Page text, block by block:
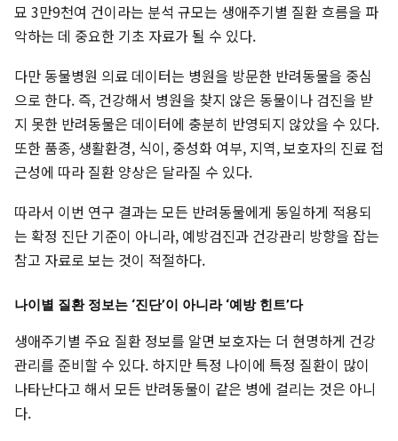
묘 3만9천여 건이라는 분석 규모는 생애주기별 질환 흐름을 파
악하는 데 중요한 기초 자료가 될 수 있다.
다만 동물병원 의료 데이터는 병원을 방문한 반려동물을 중심
으로 한다. 즉, 건강해서 병원을 찾지 않은 동물이나 검진을 받
지 못한 반려동물은 데이터에 충분히 반영되지 않았을 수 있다.
또한 품종, 생활환경, 식이, 중성화 여부, 지역, 보호자의 진료 접
근성에 따라 질환 양상은 달라질 수 있다.
따라서 이번 연구 결과는 모든 반려동물에게 동일하게 적용되
는 확정 진단 기준이 아니라, 예방검진과 건강관리 방향을 잡는
참고 자료로 보는 것이 적절하다.
나이별 질환 정보는 ‘진단’이 아니라 ‘예방 힌트’다
생애주기별 주요 질환 정보를 알면 보호자는 더 현명하게 건강
관리를 준비할 수 있다. 하지만 특정 나이에 특정 질환이 많이
나타난다고 해서 모든 반려동물이 같은 병에 걸리는 것은 아니
다.